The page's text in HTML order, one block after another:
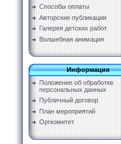
Способы оплаты
Авторские публикации
Галерея детских работ
Волшебная анимация
Информация
Положение об обработке
персональных данных
Публичный договор
План мероприятий
Оргкомитет